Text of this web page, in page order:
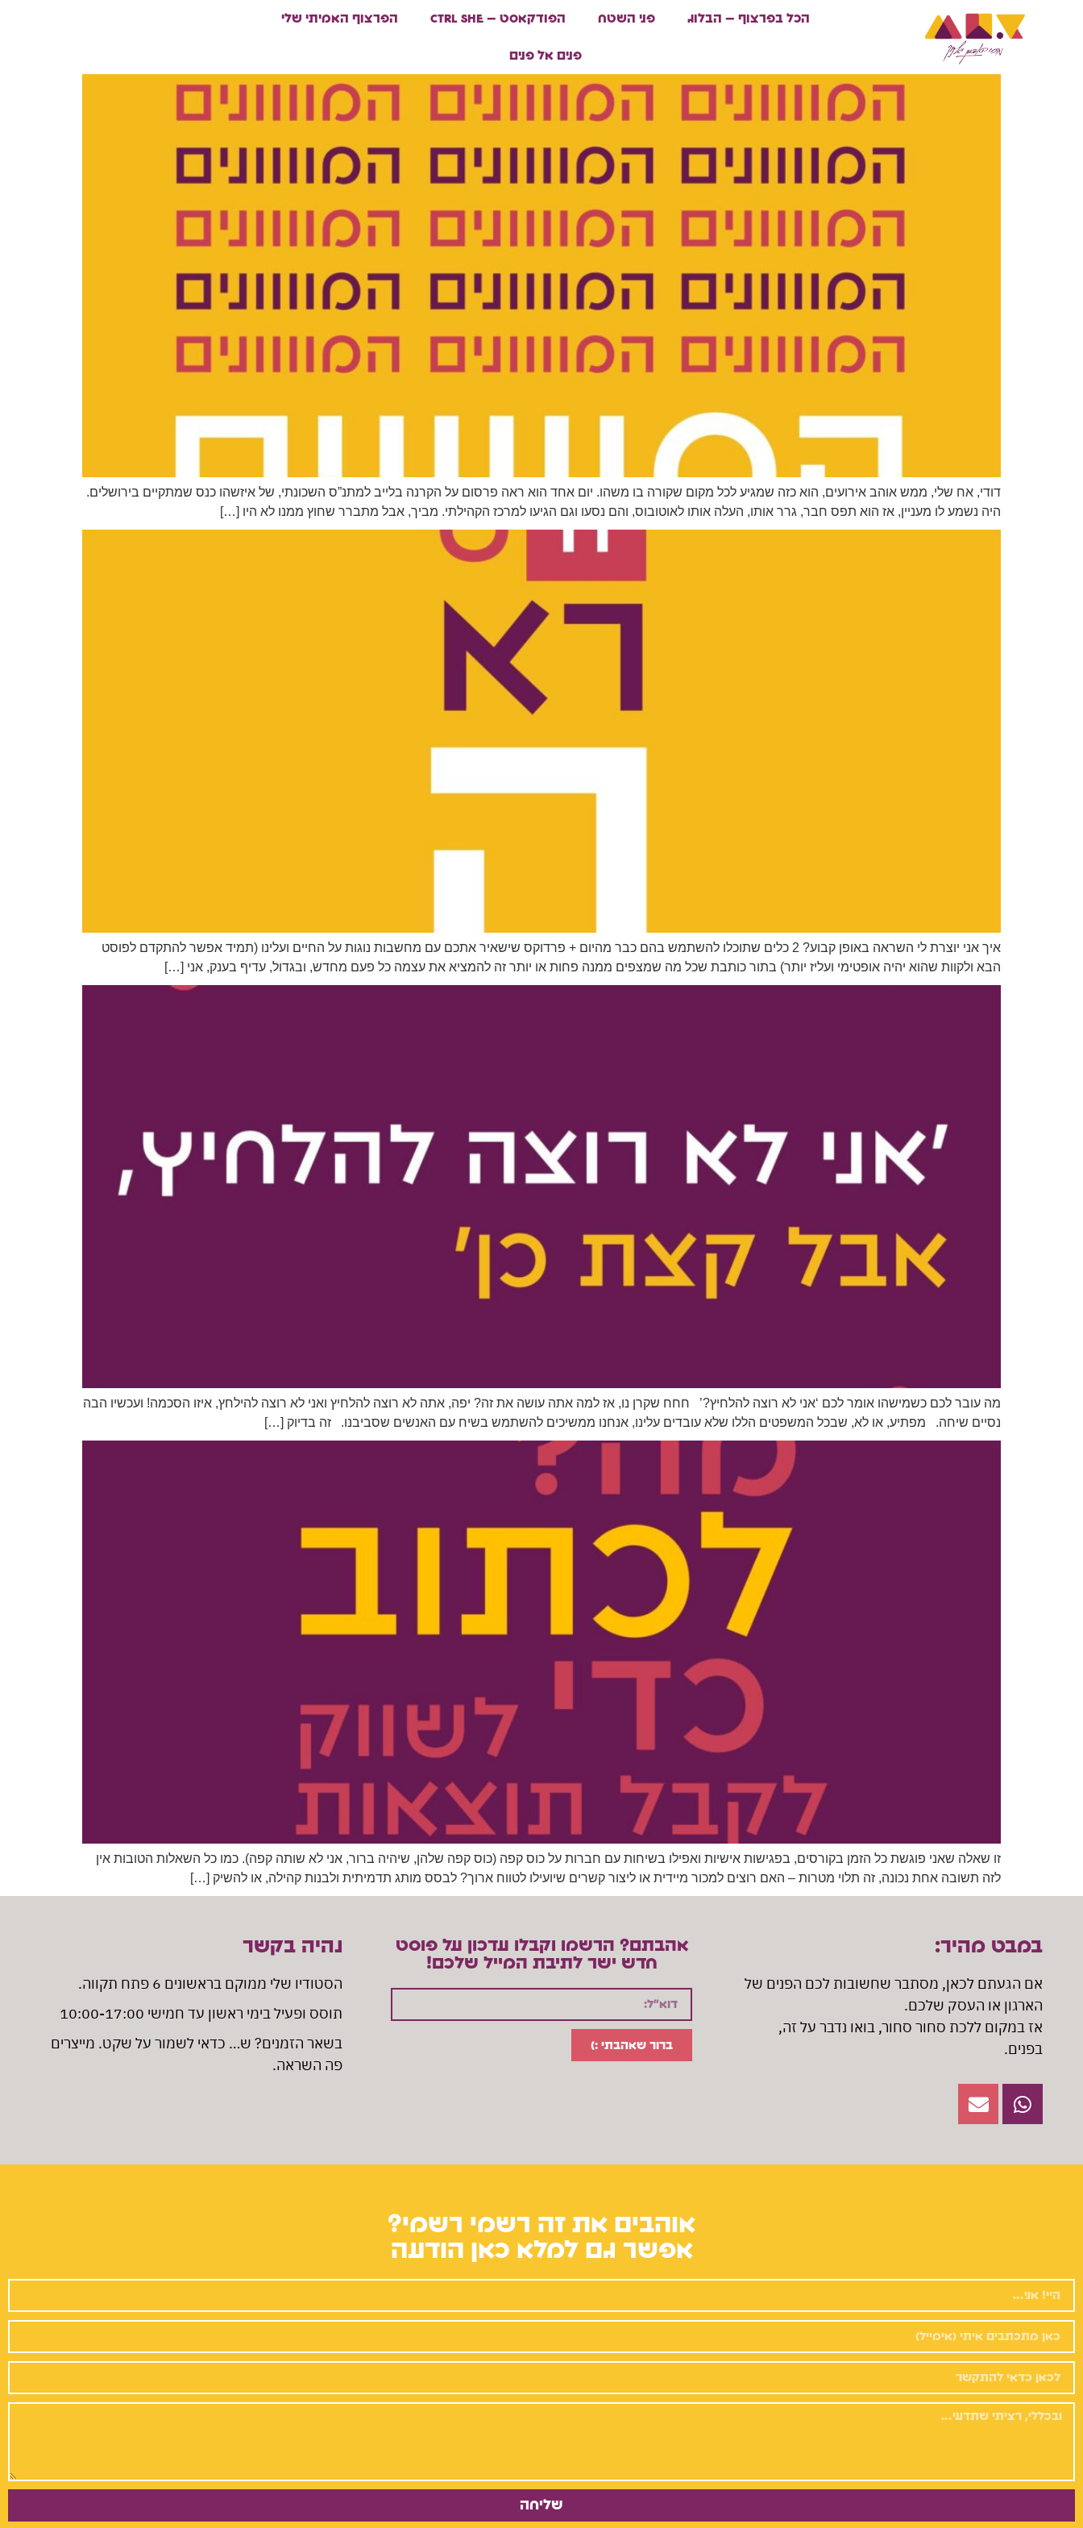
הכל בפרצוף – הבלוג פני השטח הפודקאסט – ctrl she הפרצוף האמיתי שלי
פנים אל פנים
דודי, אח שלי, ממש אוהב אירועים, הוא כזה שמגיע לכל מקום שקורה בו משהו. יום אחד הוא ראה פרסום על הקרנה בלייב למתנ”ס השכונתי, של איזשהו כנס שמתקיים בירושלים.
היה נשמע לו מעניין, אז הוא תפס חבר, גרר אותו, העלה אותו לאוטובוס, והם נסעו וגם הגיעו למרכז הקהילתי. מביך, אבל מתברר שחוץ ממנו לא היו […]
איך אני יוצרת לי השראה באופן קבוע? 2 כלים שתוכלו להשתמש בהם כבר מהיום + פרדוקס שישאיר אתכם עם מחשבות נוגות על החיים ועלינו (תמיד אפשר להתקדם לפוסט
הבא ולקוות שהוא יהיה אופטימי ועליז יותר) בתור כותבת שכל מה שמצפים ממנה פחות או יותר זה להמציא את עצמה כל פעם מחדש, ובגדול, עדיף בענק, אני […]
מה עובר לכם כשמישהו אומר לכם ‘אני לא רוצה להלחיץ?’ חחח שקרן נו, אז למה אתה עושה את זה? יפה, אתה לא רוצה להלחיץ ואני לא רוצה להילחץ, איזו הסכמה! ועכשיו הבה
נסיים שיחה. מפתיע, או לא, שבכל המשפטים הללו שלא עובדים עלינו, אנחנו ממשיכים להשתמש בשיח עם האנשים שסביבנו. זה בדיוק […]
זו שאלה שאני פוגשת כל הזמן בקורסים, בפגישות אישיות ואפילו בשיחות עם חברות על כוס קפה (כוס קפה שלהן, שיהיה ברור, אני לא שותה קפה). כמו כל השאלות הטובות אין
לזה תשובה אחת נכונה, זה תלוי מטרות – האם רוצים למכור מיידית או ליצור קשרים שיועילו לטווח ארוך? לבסס מותג תדמיתית ולבנות קהילה, או להשיק […]
במבט מהיר:
אם הגעתם לכאן, מסתבר שחשובות לכם הפנים של
הארגון או העסק שלכם.
אז במקום ללכת סחור סחור, בואו נדבר על זה,
בפנים.
אהבתם? הרשמו וקבלו עדכון על פוסט
חדש ישר לתיבת המייל שלכם!
ברור שאהבתי :)
נהיה בקשר
הסטודיו שלי ממוקם בראשונים 6 פתח תקווה
.
תוסס ופעיל בימי ראשון עד חמישי 10:00-17:00
בשאר הזמנים? ש… כדאי לשמור על שקט. מייצרים
פה השראה.
אוהבים את זה רשמי רשמי?
אפשר גם למלא כאן הודעה
שליחה